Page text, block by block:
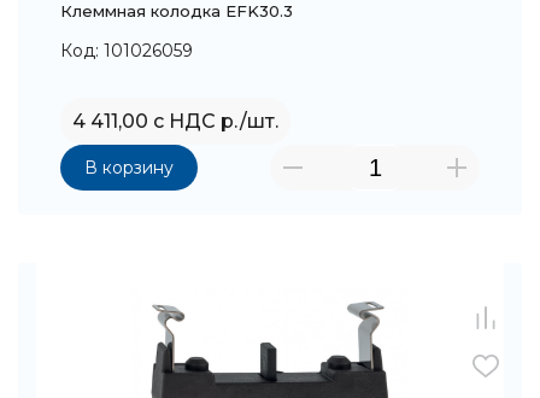
Клеммная колодка EFK30.3
Код: 101026059
4 411,00 с НДС р./шт.
В корзину